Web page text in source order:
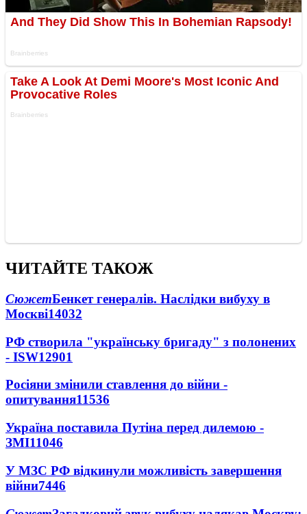
ЧИТАЙТЕ ТАКОЖ
СюжетБенкет генералів. Наслідки вибуху в
Москві14032
РФ створила "українську бригаду" з полонених
- ISW12901
Росіяни змінили ставлення до війни -
опитування11536
Україна поставила Путіна перед дилемою -
ЗМІ11046
У МЗС РФ відкинули можливість завершення
війни7446